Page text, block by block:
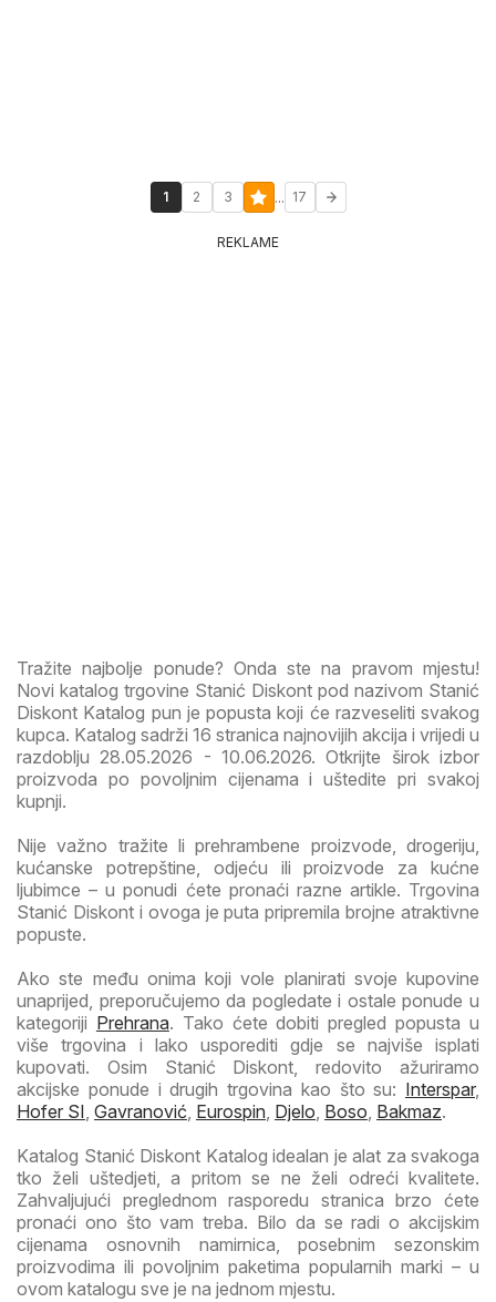
1 2 3 ... 17
REKLAME
Tražite najbolje ponude? Onda ste na pravom mjestu!
Novi katalog trgovine Stanić Diskont pod nazivom Stanić
Diskont Katalog pun je popusta koji će razveseliti svakog
kupca. Katalog sadrži 16 stranica najnovijih akcija i vrijedi u
razdoblju 28.05.2026 - 10.06.2026. Otkrijte širok izbor
proizvoda po povoljnim cijenama i uštedite pri svakoj
kupnji.
Nije važno tražite li prehrambene proizvode, drogeriju,
kućanske potrepštine, odjeću ili proizvode za kućne
ljubimce – u ponudi ćete pronaći razne artikle. Trgovina
Stanić Diskont i ovoga je puta pripremila brojne atraktivne
popuste.
Ako ste među onima koji vole planirati svoje kupovine
unaprijed, preporučujemo da pogledate i ostale ponude u
kategoriji Prehrana. Tako ćete dobiti pregled popusta u
više trgovina i lako usporediti gdje se najviše isplati
kupovati. Osim Stanić Diskont, redovito ažuriramo
akcijske ponude i drugih trgovina kao što su: Interspar,
Hofer SI, Gavranović, Eurospin, Djelo, Boso, Bakmaz.
Katalog Stanić Diskont Katalog idealan je alat za svakoga
tko želi uštedjeti, a pritom se ne želi odreći kvalitete.
Zahvaljujući preglednom rasporedu stranica brzo ćete
pronaći ono što vam treba. Bilo da se radi o akcijskim
cijenama osnovnih namirnica, posebnim sezonskim
proizvodima ili povoljnim paketima popularnih marki – u
ovom katalogu sve je na jednom mjestu.